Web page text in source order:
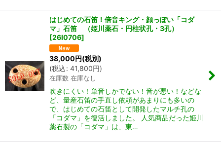
はじめての石笛！倍音キング・顔っぽい「コダ
マ」石笛 （姫川薬石・円柱状孔・3孔）
[26I0706]
38,000円(税別)
(税込: 41,800円)
在庫数 在庫なし
吹きにくい！単音しかでない！音が悪い！などな
ど、量産石笛の手直し依頼があまりにも多いの
で、はじめての石笛として開発したマルチ孔の
「コダマ」を復活しました。 人気商品だった姫川
薬石製の「コダマ」は、東…